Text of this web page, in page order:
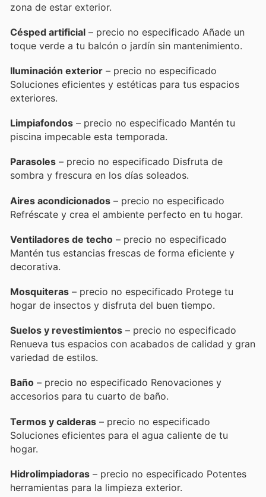
zona de estar exterior.
Césped artificial – precio no especificado Añade un
toque verde a tu balcón o jardín sin mantenimiento.
Iluminación exterior – precio no especificado
Soluciones eficientes y estéticas para tus espacios
exteriores.
Limpiafondos – precio no especificado Mantén tu
piscina impecable esta temporada.
Parasoles – precio no especificado Disfruta de
sombra y frescura en los días soleados.
Aires acondicionados – precio no especificado
Refréscate y crea el ambiente perfecto en tu hogar.
Ventiladores de techo – precio no especificado
Mantén tus estancias frescas de forma eficiente y
decorativa.
Mosquiteras – precio no especificado Protege tu
hogar de insectos y disfruta del buen tiempo.
Suelos y revestimientos – precio no especificado
Renueva tus espacios con acabados de calidad y gran
variedad de estilos.
Baño – precio no especificado Renovaciones y
accesorios para tu cuarto de baño.
Termos y calderas – precio no especificado
Soluciones eficientes para el agua caliente de tu
hogar.
Hidrolimpiadoras – precio no especificado Potentes
herramientas para la limpieza exterior.